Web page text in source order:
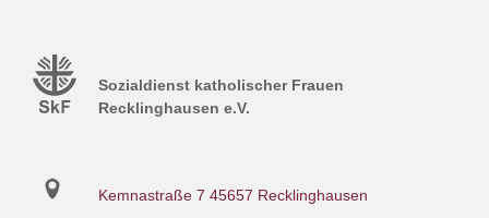
Sozialdienst katholischer Frauen
Recklinghausen e.V.
Kemnastraße 7 45657 Recklinghausen